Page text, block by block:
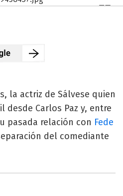
la actriz de Sálvese quien
desde Carlos Paz y, entre
pasada relación con Fede
del comediante